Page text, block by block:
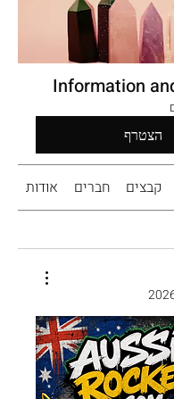
Information
הצטרף
קבצים חברים אודות